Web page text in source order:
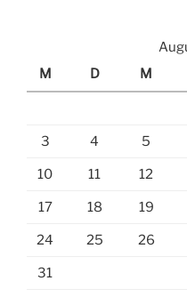
M
D M
3 4 5
10 11 12
17 18 19
24 25 26
31